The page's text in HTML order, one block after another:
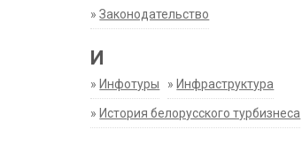
»Законодательство
И
» Инфотуры » Инфраструктура
» История белорусского турбизнеса